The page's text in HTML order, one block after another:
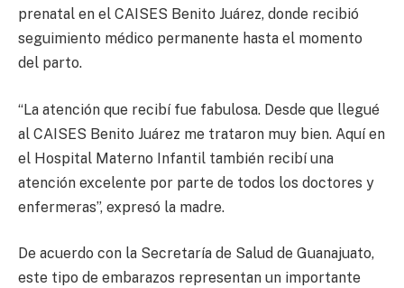
prenatal en el CAISES Benito Juárez, donde recibió
seguimiento médico permanente hasta el momento
del parto.
“La atención que recibí fue fabulosa. Desde que llegué
al CAISES Benito Juárez me trataron muy bien. Aquí en
el Hospital Materno Infantil también recibí una
atención excelente por parte de todos los doctores y
enfermeras”, expresó la madre.
De acuerdo con la Secretaría de Salud de Guanajuato,
este tipo de embarazos representan un importante